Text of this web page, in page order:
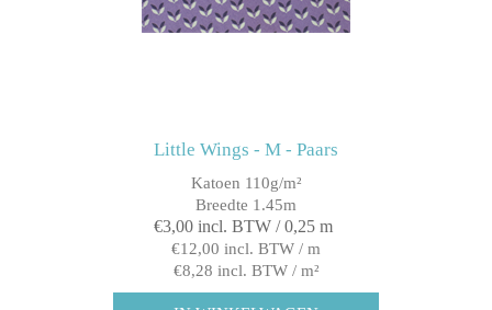
Little Wings - M - Paars
Katoen 110g/m²
Breedte 1.45m
€3,00 incl. BTW / 0,25 m
€12,00 incl. BTW / m
€8,28 incl. BTW / m²